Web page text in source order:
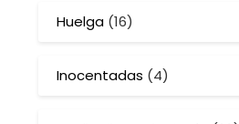
Huelga (16)
Inocentadas (4)